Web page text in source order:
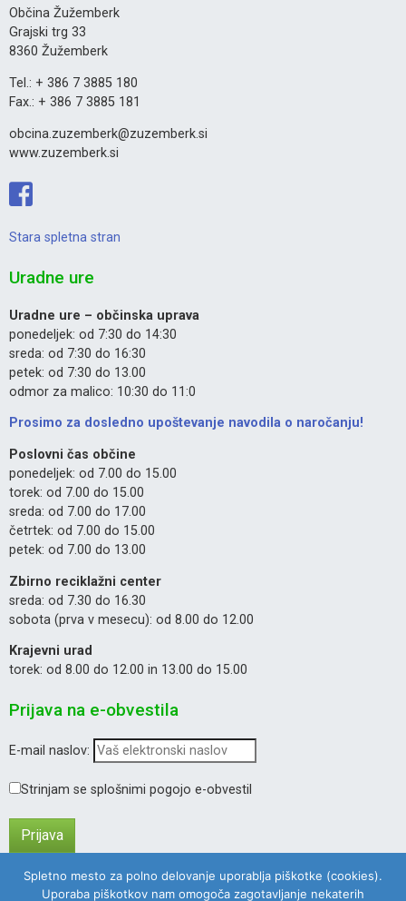
Občina Žužemberk
Grajski trg 33
8360 Žužemberk
Tel.: + 386 7 3885 180
Fax.: + 386 7 3885 181
obcina.zuzemberk@zuzemberk.si
www.zuzemberk.si
Stara spletna stran
Uradne ure
Uradne ure – občinska uprava
ponedeljek: od 7:30 do 14:30
sreda: od 7:30 do 16:30
petek: od 7:30 do 13.00
odmor za malico: 10:30 do 11:0
Prosimo za dosledno upoštevanje navodila o naročanju!
Poslovni čas občine
ponedeljek: od 7.00 do 15.00
torek: od 7.00 do 15.00
sreda: od 7.00 do 17.00
četrtek: od 7.00 do 15.00
petek: od 7.00 do 13.00
Zbirno reciklažni center
sreda: od 7.30 do 16.30
sobota (prva v mesecu): od 8.00 do 12.00
Krajevni urad
torek: od 8.00 do 12.00 in 13.00 do 15.00
Prijava na e-obvestila
E-mail naslov:
Strinjam se splošnimi pogojo e-obvestil
Spletno mesto za polno delovanje uporablja piškotke (cookies).
Uporaba piškotkov nam omogoča zagotavljanje nekaterih